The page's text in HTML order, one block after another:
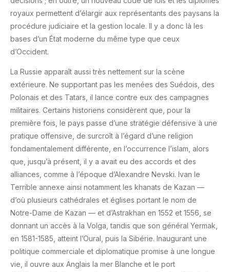
royaux permettent d’élargir aux représentants des paysans la
procédure judiciaire et la gestion locale. Il y a donc là les
bases d’un État moderne du même type que ceux
d’Occident.
La Russie apparaît aussi très nettement sur la scène
extérieure. Ne supportant pas les menées des Suédois, des
Polonais et des Tatars, il lance contre eux des campagnes
militaires. Certains historiens considèrent que, pour la
première fois, le pays passe d’une stratégie défensive à une
pratique offensive, de surcroît à l’égard d’une religion
fondamentalement différente, en l’occurrence l’islam, alors
que, jusqu’à présent, il y a avait eu des accords et des
alliances, comme à l’époque d’Alexandre Nevski. Ivan le
Terrible annexe ainsi notamment les khanats de Kazan —
d’où plusieurs cathédrales et églises portant le nom de
Notre-Dame de Kazan — et d’Astrakhan en 1552 et 1556, se
donnant un accès à la Volga, tandis que son général Yermak,
en 1581-1585, atteint l’Oural, puis la Sibérie. Inaugurant une
politique commerciale et diplomatique promise à une longue
vie, il ouvre aux Anglais la mer Blanche et le port